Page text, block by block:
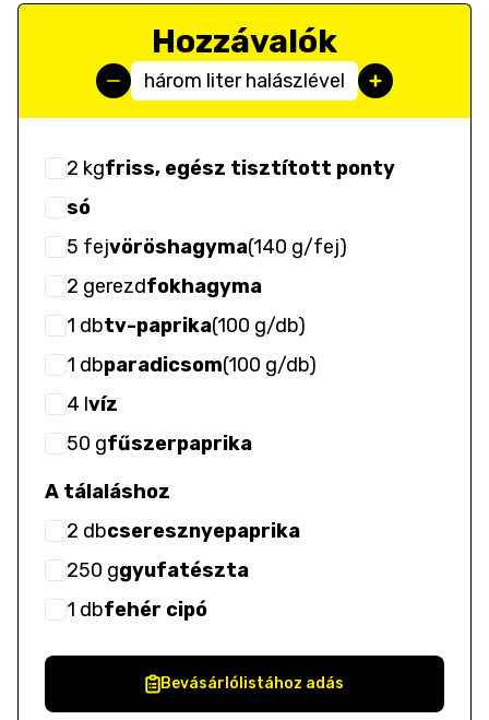
Hozzávalók
három liter halászlével
2 kgfriss, egész tisztított ponty
só
5 fejvöröshagyma(140 g/fej)
2 gerezdfokhagyma
1 dbtv-paprika(100 g/db)
1 dbparadicsom(100 g/db)
4 lvíz
50 gfűszerpaprika
A tálaláshoz
2 dbcseresznyepaprika
250 ggyufatészta
1 dbfehér cipó
Bevásárlólistához adás